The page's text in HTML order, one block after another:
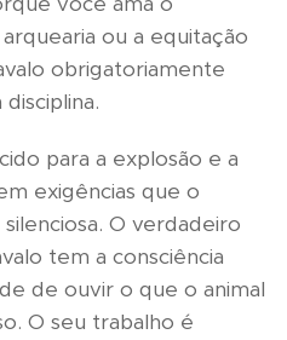
ou a equitação
obrigatoriamente
para a explosão e a
exigências que o
O verdadeiro
tem a consciência
de ouvir o que o animal
O seu trabalho é